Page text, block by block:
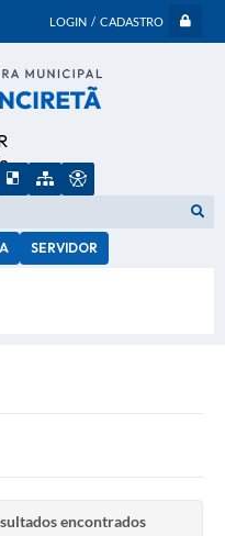
LOGIN / CADASTRO
SERVIDOR
encontrados